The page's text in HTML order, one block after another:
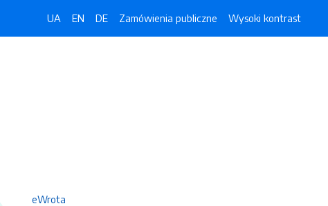
UA EN DE Zamówienia publiczne Wysoki kontrast
eWrota